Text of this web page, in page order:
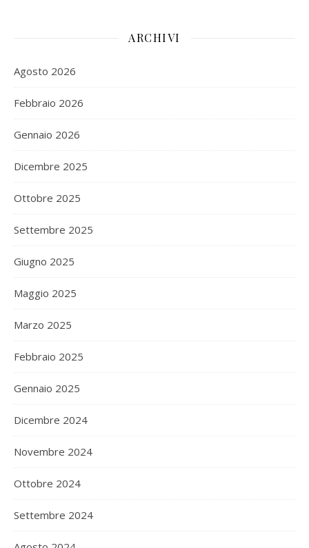
ARCHIVI
Agosto 2026
Febbraio 2026
Gennaio 2026
Dicembre 2025
Ottobre 2025
Settembre 2025
Giugno 2025
Maggio 2025
Marzo 2025
Febbraio 2025
Gennaio 2025
Dicembre 2024
Novembre 2024
Ottobre 2024
Settembre 2024